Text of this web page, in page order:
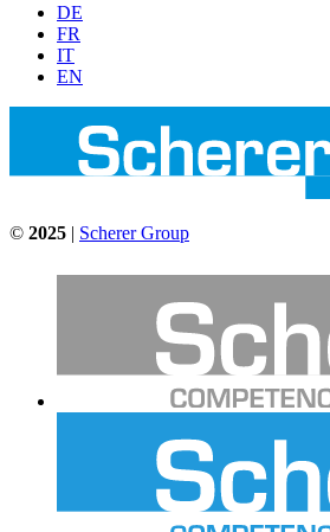
DE
FR
IT
EN
© 2025 | Scherer Group